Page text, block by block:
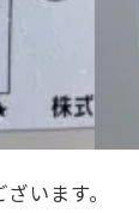
います。